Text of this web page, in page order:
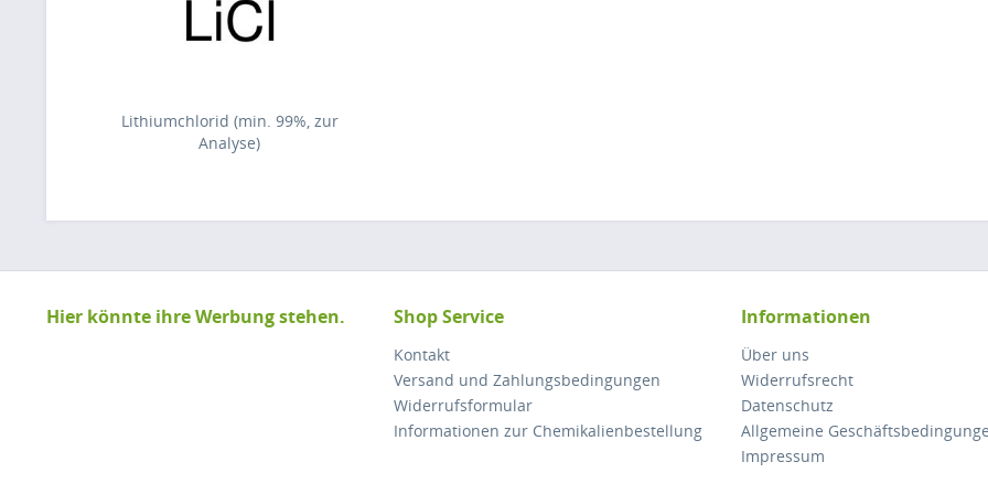
Lithiumchlorid (min. 99%, zur
Analyse)
Hier könnte ihre Werbung stehen. Shop Service
Kontakt
Versand und Zahlungsbedingungen
Widerrufsformular
Informationen zur Chemikalienbestellung
Informationen
Über uns
Widerrufsrecht
Datenschutz
Allgemeine
Impressum